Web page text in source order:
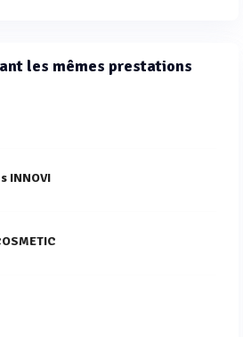
les mêmes prestations
INNOVI